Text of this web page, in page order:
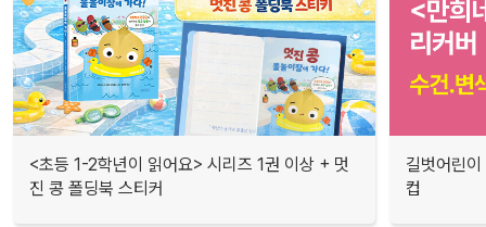
<초등 1-2학년이 읽어요> 시리즈 1권 이상 + 멋
진 콩 폴딩북 스티커
길벗어린
컵